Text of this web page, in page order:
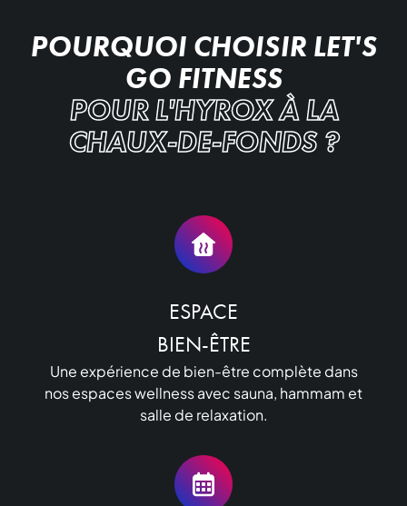
POURQUOI CHOISIR LET'S
GO FITNESS
POUR L'HYROX À LA
CHAUX-DE-FONDS ?
ESPACE
BIEN-ÊTRE
Une expérience de bien-être complète dans
nos espaces wellness avec sauna, hammam et
salle de relaxation.